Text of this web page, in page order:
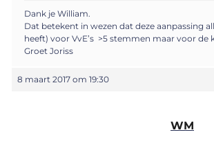
Dank je William.
Dat betekent in wezen dat deze aanpassing
heeft) voor VvE’s >5 stemmen maar voor de
Groet Joriss
8 maart 2017 om 19:30
WM